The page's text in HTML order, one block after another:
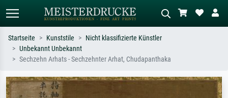
Standardsuche KI-Bildersuche
oder Stilen – z.B. Monet,
Sternennacht, Impressionismus, Welle
Ölgemälde, Stehender Akt neben einem
Startseite Kunststile
Nicht klassifizierte Künstler
Unbekannt Unbekannt
Sechzehn Arhats - Sechzehnter Arhat, Chudapanthaka